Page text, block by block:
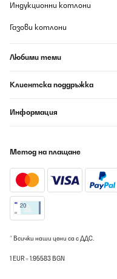
Summe an Luft, auf
Sommer. Die Kontrolle
in Eierschalenweiss
Geschmackssache.
Amazon-Benutzer
Индукционни котлони
Газови котлони
Любими теми
Клиентска поддръжка
Информация
Метод на плащане
* Всички наши цени са с ДДС.
1 EUR = 1.95583 BGN